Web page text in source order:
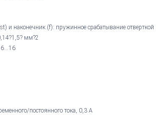
и наконечник (f): пружинное срабатывание отверткой
мм?2
постоянного тока, 0,3 А